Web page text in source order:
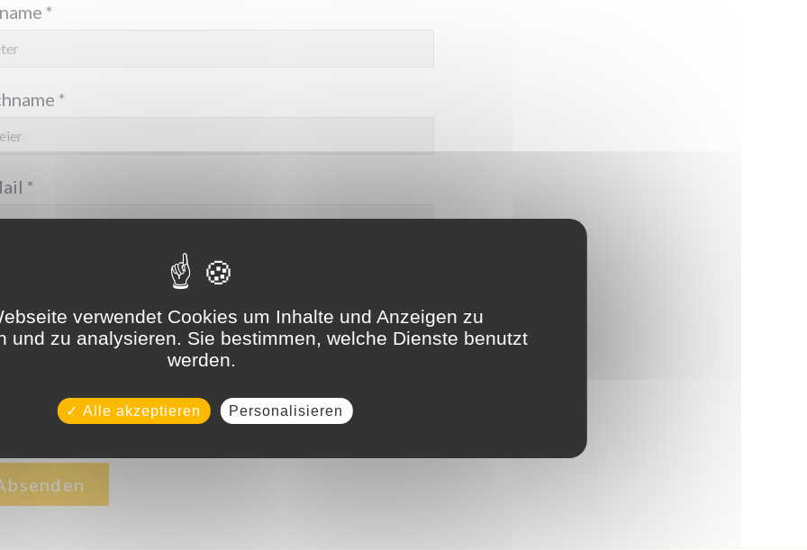
verwendet Cookies um Inhalte und Anzeigen zu
und zu analysieren. Sie bestimmen, welche Dienste benutzt
werden.
Alle akzeptieren Personalisieren